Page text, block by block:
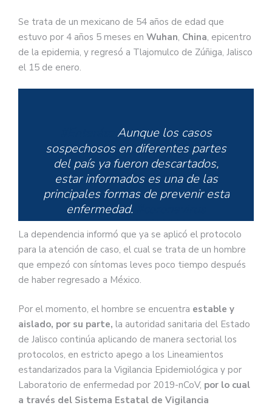
Se trata de un mexicano de 54 años de edad que
estuvo por 4 años 5 meses en Wuhan, China, epicentro
de la epidemia, y regresó a Tlajomulco de Zúñiga, Jalisco
el 15 de enero.
Aunque los casos
sospechosos en diferentes partes
del país ya fueron descartados,
estar informados es una de las
principales formas de prevenir esta
enfermedad.
pic.twitter.com/c1SWUAmPwu
— Secretaría de Salud Jalisco
La dependencia informó que ya se aplicó el protocolo
para la atención de caso, el cual se trata de un hombre
que empezó con síntomas leves poco tiempo después
de haber regresado a México.
Por el momento, el hombre se encuentra estable y
aislado, por su parte, la autoridad sanitaria del Estado
de Jalisco continúa aplicando de manera sectorial los
protocolos, en estricto apego a los Lineamientos
estandarizados para la Vigilancia Epidemiológica y por
Laboratorio de enfermedad por 2019-nCoV, por lo cual
a través del Sistema Estatal de Vigilancia